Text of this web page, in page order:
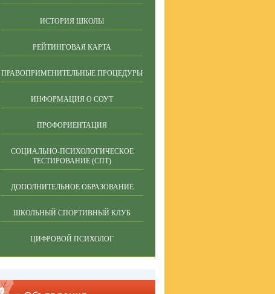
ИСТОРИЯ ШКОЛЫ
РЕЙТИНГОВАЯ КАРТА
ПРАВОПРИМЕНИТЕЛЬНЫЕ ПРОЦЕДУРЫ
ИНФОРМАЦИЯ О СОУТ
ПРОФОРИЕНТАЦИЯ
СОЦИАЛЬНО-ПСИХОЛОГИЧЕСКОЕ
ТЕСТИРОВАНИЕ (СПТ)
ДОПОЛНИТЕЛЬНОЕ ОБРАЗОВАНИЕ
ШКОЛЬНЫЙ СПОРТИВНЫЙ КЛУБ
ЦИФРОВОЙ ПСИХОЛОГ